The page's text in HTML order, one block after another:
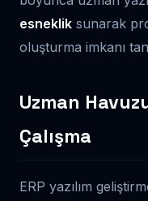
esneklik sunarak
oluşturma imkanı
Uzman
Çalışma
ERP yazılım